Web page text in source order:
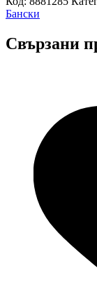
Бански
Свързани